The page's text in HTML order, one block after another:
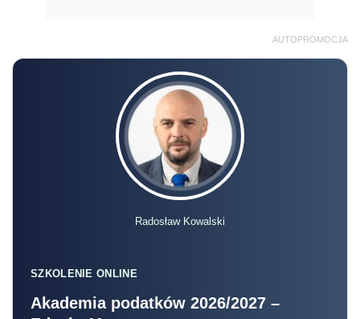
AUTOPROMOCJA
Radosław Kowalski
SZKOLENIE ONLINE
Akademia podatków 2026/2027 –